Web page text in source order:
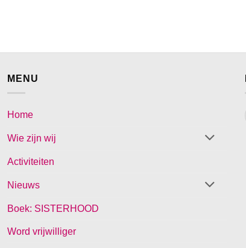
MENU
Home
Wie zijn wij
Activiteiten
Nieuws
Boek: SISTERHOOD
Word vrijwilliger